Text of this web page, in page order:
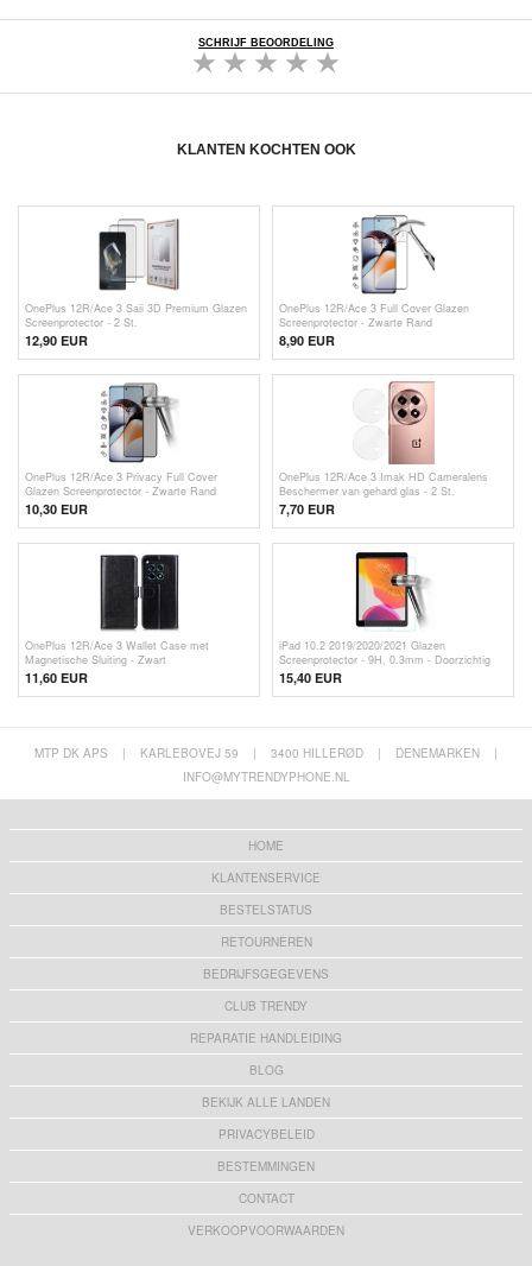
SCHRIJF BEOORDELING
KLANTEN KOCHTEN OOK
OnePlus 12R/Ace 3 Saii 3D Premium Glazen
Screenprotector - 2 St.
12,90 EUR
OnePlus 12R/Ace 3 Full Cover Glazen
Screenprotector - Zwarte Rand
8,90 EUR
OnePlus 12R/Ace 3 Privacy Full Cover
Glazen Screenprotector - Zwarte Rand
10,30 EUR
OnePlus 12R/Ace 3 Imak HD Cameralens
Beschermer van gehard glas - 2 St.
7,70 EUR
OnePlus 12R/Ace 3 Wallet Case met
Magnetische Sluiting - Zwart
11,60 EUR
iPad 10.2 2019/2020/2021 Glazen
Screenprotector - 9H, 0.3mm - Doorzichtig
15,40 EUR
MTP DK APS | KARLEBOVEJ 59 | 3400 HILLERØD | DENEMARKEN
|
INFO@MYTRENDYPHONE.NL
HOME
KLANTENSERVICE
BESTELSTATUS
RETOURNEREN
BEDRIJFSGEGEVENS
CLUB TRENDY
REPARATIE HANDLEIDING
BLOG
BEKIJK ALLE LANDEN
PRIVACYBELEID
BESTEMMINGEN
CONTACT
VERKOOPVOORWAARDEN